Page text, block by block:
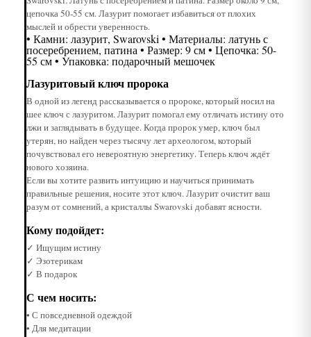
цепочка 50-55 см. Лазурит помогает избавиться от плохих
мыслей и обрести уверенность.
• Камни: лазурит, Swarovski • Материалы: латунь с
посеребрением, патина • Размер: 9 см • Цепочка: 50-
55 см • Упаковка: подарочный мешочек
Лазуритовый ключ пророка
В одной из легенд рассказывается о пророке, который носил на
шее ключ с лазуритом. Лазурит помогал ему отличать истину ото
лжи и заглядывать в будущее. Когда пророк умер, ключ был
утерян, но найден через тысячу лет археологом, который
почувствовал его невероятную энергетику. Теперь ключ ждёт
нового хозяина.
Если вы хотите развить интуицию и научиться принимать
правильные решения, носите этот ключ. Лазурит очистит ваш
разум от сомнений, а кристаллы Swarovski добавят ясности.
Кому подойдет:
✓ Ищущим истину
✓ Эзотерикам
✓ В подарок
С чем носить:
• С повседневной одеждой
• Для медитации